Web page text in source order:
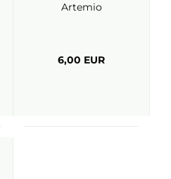
Artemio
6,00 EUR